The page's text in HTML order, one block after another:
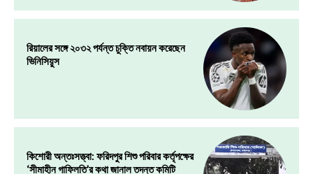
রিয়ালের সঙ্গে ২০৩২ পর্যন্ত চুক্তি নবায়ন করেছেন
ভিনিসিয়ুস
কিশোরী অন্তঃসত্ত্বা: ফরিদপুর শিশু পরিবার কর্তৃপক্ষের
‘সীমাহীন গাফিলতি’র কথা জানাল তদন্ত কমিটি